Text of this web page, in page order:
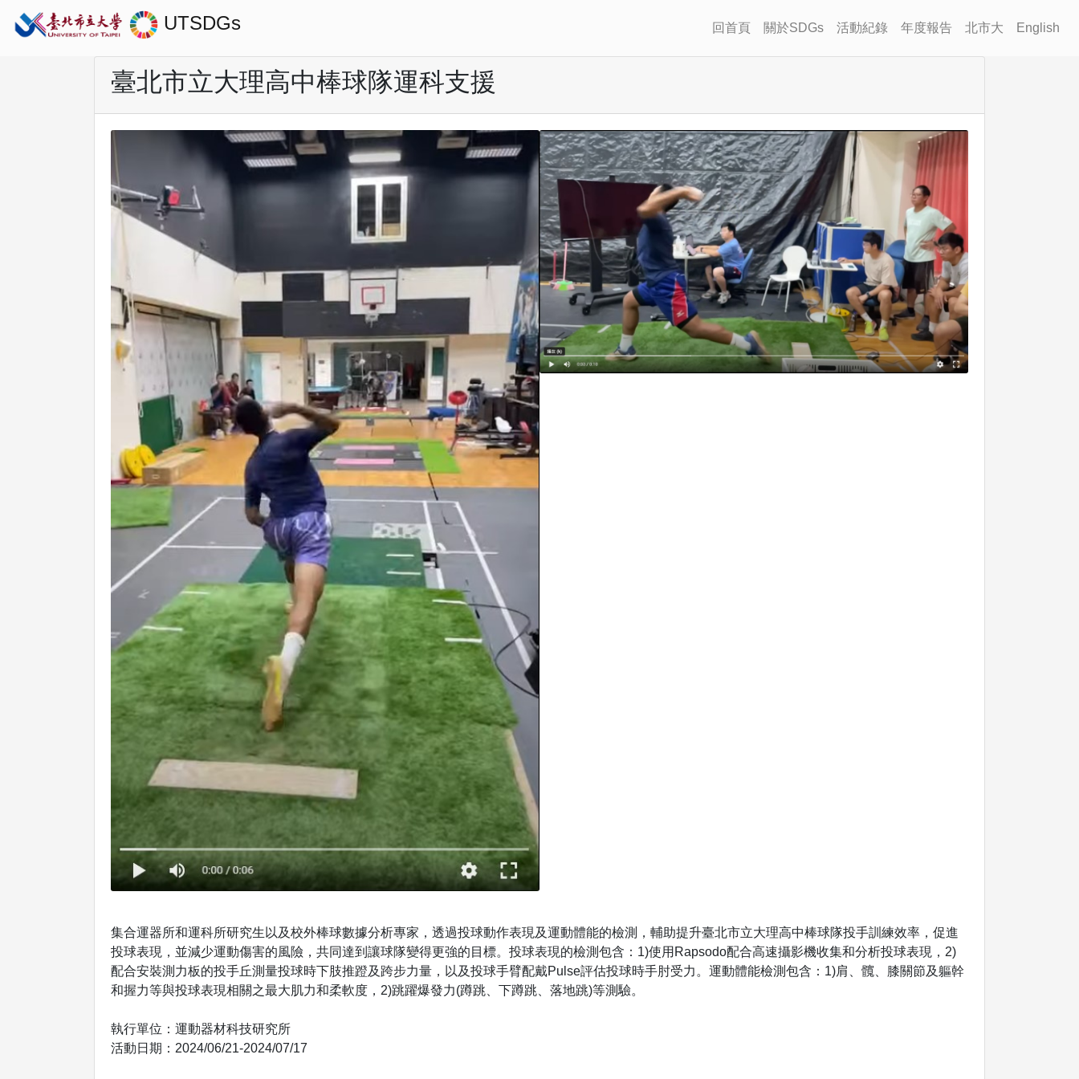
UTSDGs 回首頁 關於SDGs 活動紀錄 年度報告 北市大 English
臺北市立大理高中棒球隊運科支援
集合運器所和運科所研究生以及校外棒球數據分析專家，透過投球動作表現及運動體能的檢測，輔助提升臺北市立大理高中棒球隊投手訓練效率，促進
投球表現，並減少運動傷害的風險，共同達到讓球隊變得更強的目標。投球表現的檢測包含：1)使用Rapsodo配合高速攝影機收集和分析投球表現，2)
配合安裝測力板的投手丘測量投球時下肢推蹬及跨步力量，以及投球手臂配戴Pulse評估投球時手肘受力。運動體能檢測包含：1)肩、髖、膝關節及軀幹
和握力等與投球表現相關之最大肌力和柔軟度，2)跳躍爆發力(蹲跳、下蹲跳、落地跳)等測驗。
執行單位：運動器材科技研究所
活動日期：2024/06/21-2024/07/17